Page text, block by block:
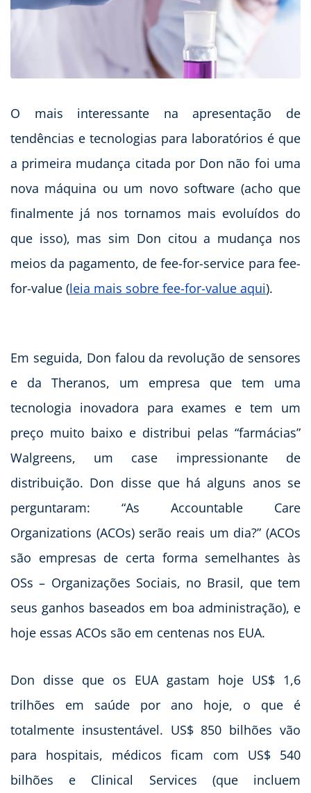
O mais interessante na apresentação de
tendências e tecnologias para laboratórios é que
a primeira mudança citada por Don não foi uma
nova máquina ou um novo software (acho que
finalmente já nos tornamos mais evoluídos do
que isso), mas sim Don citou a mudança nos
meios da pagamento, de fee-for-service para fee-
for-value (leia mais sobre fee-for-value aqui).
Em seguida, Don falou da revolução de sensores
e da Theranos, um empresa que tem uma
tecnologia inovadora para exames e tem um
preço muito baixo e distribui pelas “farmácias”
Walgreens, um case impressionante de
distribuição. Don disse que há alguns anos se
perguntaram: “As Accountable Care
Organizations (ACOs) serão reais um dia?” (ACOs
são empresas de certa forma semelhantes às
OSs – Organizações Sociais, no Brasil, que tem
seus ganhos baseados em boa administração), e
hoje essas ACOs são em centenas nos EUA.
Don disse que os EUA gastam hoje US$ 1,6
trilhões em saúde por ano hoje, o que é
totalmente insustentável. US$ 850 bilhões vão
para hospitais, médicos ficam com US$ 540
bilhões e Clinical Services (que incluem